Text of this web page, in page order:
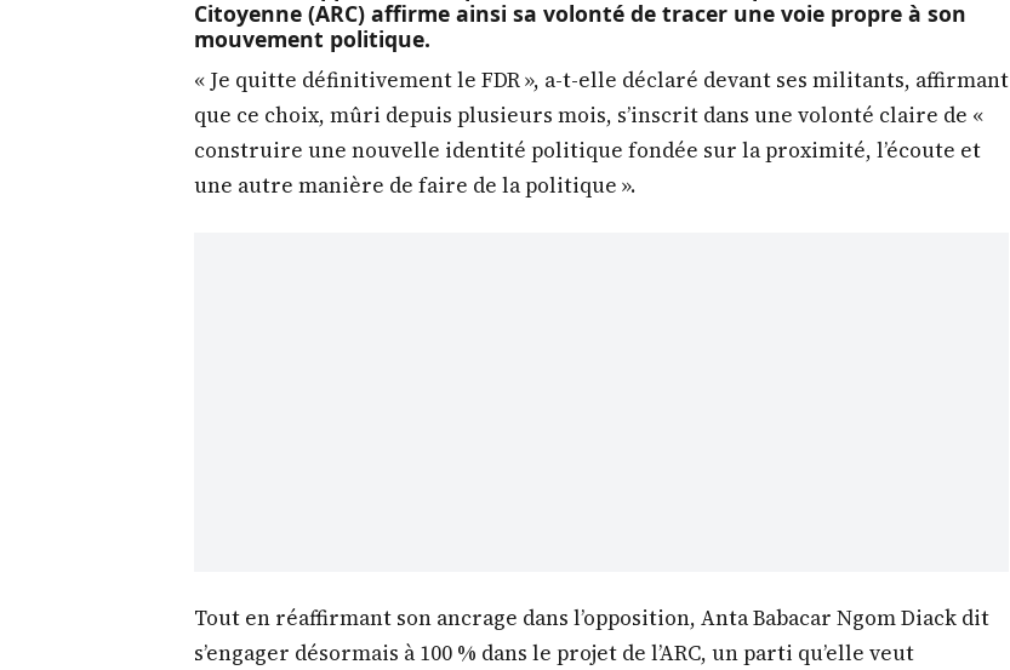
Citoyenne (ARC) affirme ainsi sa volonté de tracer une voie propre à son
mouvement politique.
« Je quitte définitivement le FDR », a-t-elle déclaré devant ses militants, affirmant
que ce choix, mûri depuis plusieurs mois, s’inscrit dans une volonté claire de «
construire une nouvelle identité politique fondée sur la proximité, l’écoute et
une autre manière de faire de la politique ».
Tout en réaffirmant son ancrage dans l’opposition, Anta Babacar Ngom Diack dit
s’engager désormais à 100 % dans le projet de l’ARC, un parti qu’elle veut